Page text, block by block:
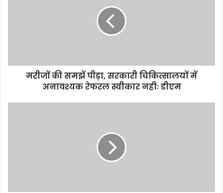
मरीजों की समझें पीड़ा, सरकारी चिकित्सालयों में
अनावश्यक रेफरल स्वीकार नहीः डीएम